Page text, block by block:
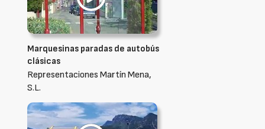
Marquesinas paradas de autobús
clásicas
Representaciones Martín Mena,
S.L.